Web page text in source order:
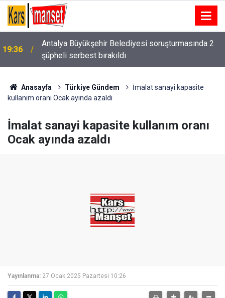
19:36
Antalya Büyükşehir Belediyesi soruşturmasında 2
19:33
Karşı şeride geçen otomobil ticari araçla kafa
kafaya çarpıştı: 1’i ağır 2 yaralı
Anasayfa Türkiye Gündem
İmalat sanayi kapasite
kullanım oranı Ocak ayında azaldı
İmalat sanayi kapasite kullanım oranı
Ocak ayında azaldı
Yayınlanma: 27 Ocak 2025 Pazartesi 10:26